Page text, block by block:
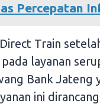
Percepatan
Train
layanan
Bank Jateng
ini